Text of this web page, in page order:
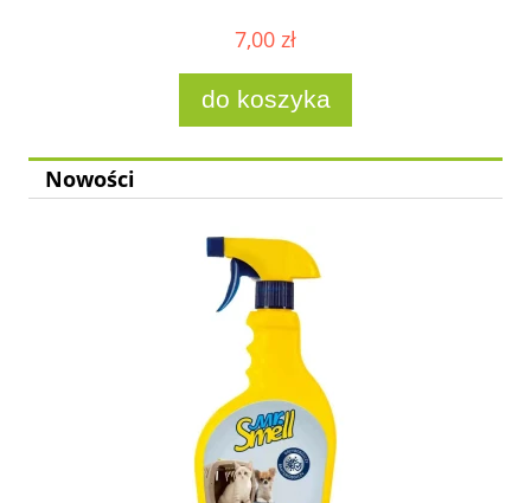
7,00 zł
do koszyka
Nowości